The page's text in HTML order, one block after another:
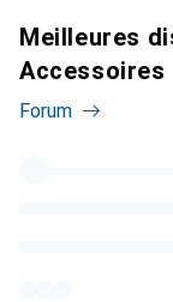
Meilleures
Accessoires
Forum